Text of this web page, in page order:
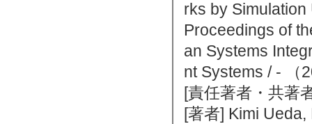
rks by
Proceedings of
an Systems
nt Systems / - （
[責任著者・共著
[著者] Kimi